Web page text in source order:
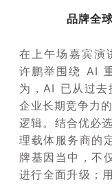
品牌全
在上午场嘉宾演
许鹏举围绕 AI
为，AI 已从过去
企业长期竞争力
逻辑。结合优必
理载体服务商的
牌基因当中，不
进行全面升级；